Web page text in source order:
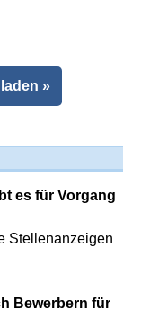
»
es für Vorgang
Stellenanzeigen
Bewerbern für